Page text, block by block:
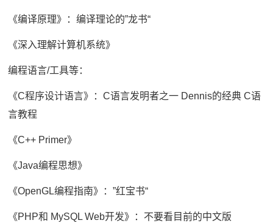
《编译原理》：编译理论的”龙书“
《深入理解计算机系统》
编程语言/工具等：
《C程序设计语言》：C语言发明者之一 Dennis的经典 C语
言教程
《C++ Primer》
《Java编程思想》
《OpenGL编程指南》：”红宝书“
《PHP和 MySQL Web开发》：不要看目前的中文版